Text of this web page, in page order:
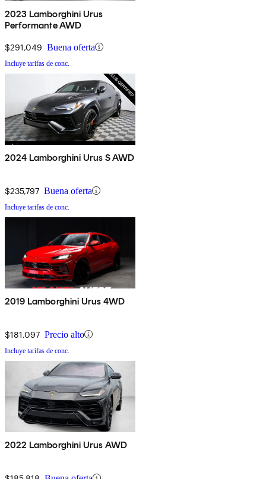
2023 Lamborghini Urus
Performante AWD
$291,049 Buena oferta
Incluye tarifas de conc.
2024 Lamborghini Urus S AWD
$235,797 Buena oferta
Incluye tarifas de conc.
2019 Lamborghini Urus 4WD
$181,097 Precio alto
Incluye tarifas de conc.
2022 Lamborghini Urus AWD